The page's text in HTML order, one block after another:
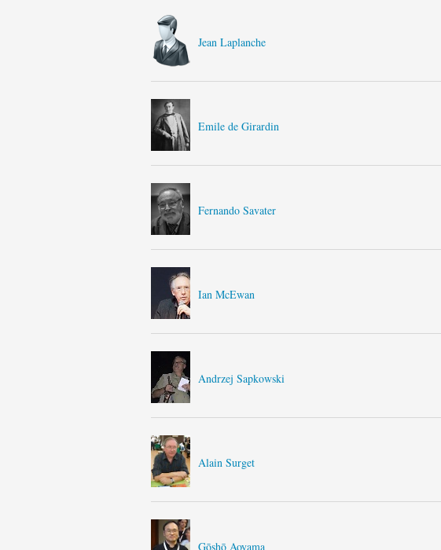
Jean Laplanche
Emile de Girardin
Fernando Savater
Ian McEwan
Andrzej Sapkowski
Alain Surget
Gōshō Aoyama